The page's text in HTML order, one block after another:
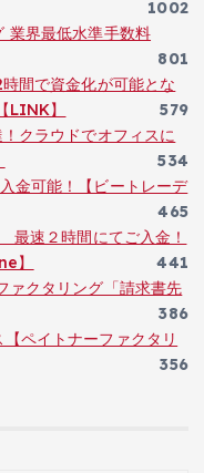
1002
業界最低水準手数料
801
間で資金化が可能とな
LINK】
579
クラウドでオフィスに
534
金可能！【ビートレーデ
465
速２時間にてご入金！
】
441
ァクタリング「請求書先
386
ペイトナーファクタリ
356